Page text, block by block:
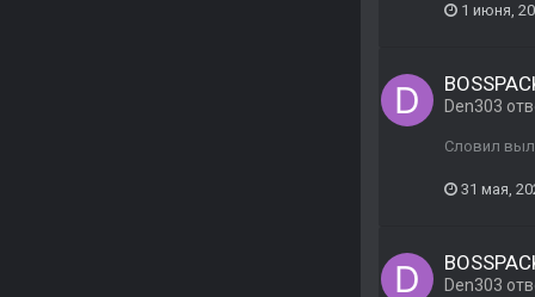
1 июня,
Den303
Словил
31 мая,
Den303